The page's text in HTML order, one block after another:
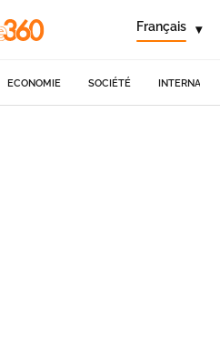
Français ▾
ECONOMIE SOCIÉTÉ